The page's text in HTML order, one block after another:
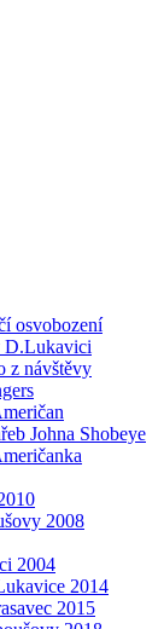
osvobození
D.Lukavici
z návštěvy
Johna Shobeye
2008
2004
2014
2015